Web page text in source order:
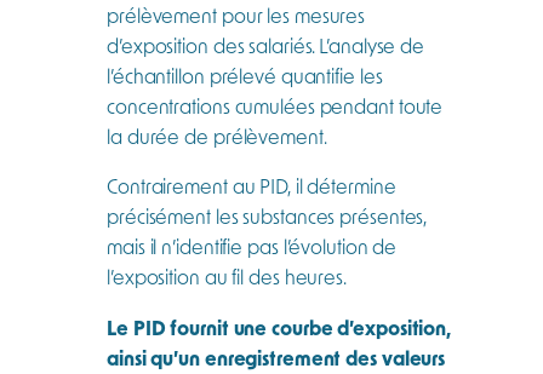
prélèvement pour les mesures
d’exposition des salariés. L’analyse de
l’échantillon prélevé quantifie les
concentrations cumulées pendant toute
la durée de prélèvement.
Contrairement au PID, il détermine
précisément les substances présentes,
mais il n’identifie pas l’évolution de
l’exposition au fil des heures.
Le PID fournit une courbe d’exposition,
ainsi qu’un enregistrement des valeurs